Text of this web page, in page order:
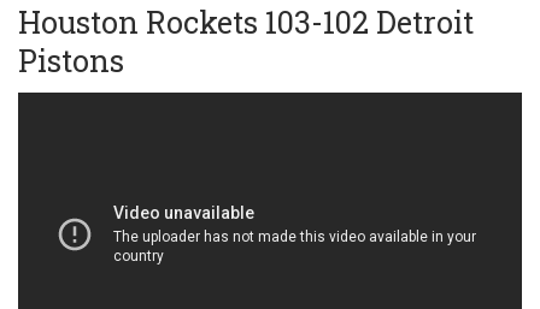
Houston Rockets 103-102 Detroit
Pistons